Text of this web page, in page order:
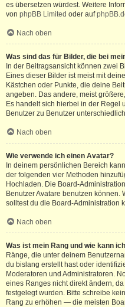
es übersetzen würdest. Weitere
von phpBB Limited oder auf
Nach oben
Was sind das für Bilder, die bei
In der Beitragsansicht können zwei
Eines dieser Bilder ist meist mit
Kästchen oder Punkte, die deine
angeben. Das andere, meist
Es handelt sich hierbei in der Regel
Benutzer zu Benutzer
Nach oben
Wie verwende ich einen Avatar?
In deinem persönlichen Bereich
der folgenden vier Methoden
Hochladen. Die Board-
Benutzer Avatare benutzen können.
solltest du die Board-Administration
Nach oben
Was ist mein Rang und wie kann
Ränge, die unter deinem
du bislang erstellt hast oder
Moderatoren und Administratoren.
eines Ranges nicht direkt ändern,
festgelegt wurden. Bitte schreibe
Rang zu erhöhen — die meisten